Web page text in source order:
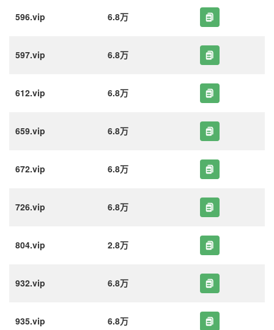
596.vip 6.8万
597.vip 6.8万
612.vip 6.8万
659.vip 6.8万
672.vip 6.8万
726.vip 6.8万
804.vip 2.8万
932.vip 6.8万
935.vip 6.8万